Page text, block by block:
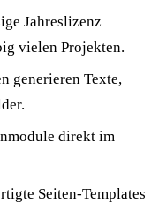
Jahreslizenz
vielen Projekten.
generieren Texte,
direkt im
Seiten-Templates